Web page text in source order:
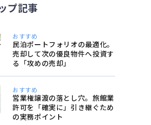
プ記事
おすすめ
民泊ポートフォリオの最適化。
売却して次の優良物件へ投資す
る「攻めの売却」
おすすめ
営業権譲渡の落とし穴。旅館業
許可を「確実に」引き継ぐため
の実務ポイント